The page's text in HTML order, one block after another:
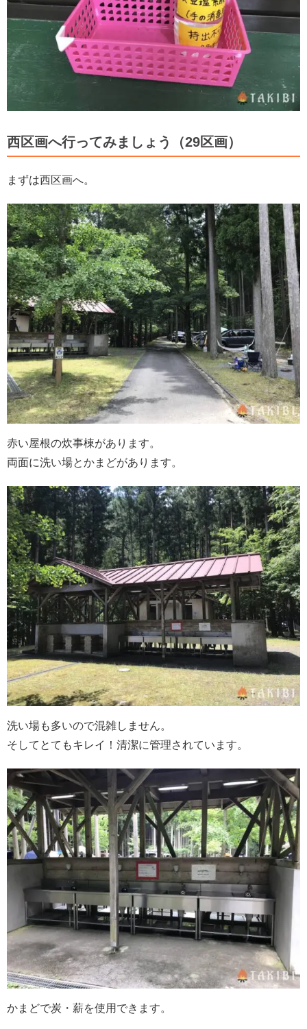
西区画へ行ってみましょう（29区画）
まずは西区画へ。
赤い屋根の炊事棟があります。
両面に洗い場とかまどがあります。
洗い場も多いので混雑しません。
そしてとてもキレイ！清潔に管理されています。
かまどで炭・薪を使用できます。